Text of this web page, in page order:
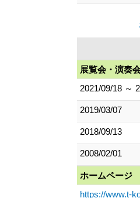
展覧会・演奏
2021/09/18 ～
2019/03/07
2018/09/13
2008/02/01
ホームページ
https://www.t-